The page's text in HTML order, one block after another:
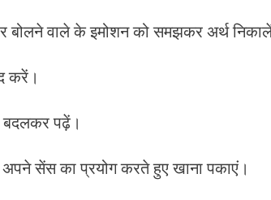
बोलने वाले के इमोशन को समझकर अर्थ
करें।
बदलकर पढ़ें।
अपने सेंस का प्रयोग करते हुए खाना पकाएं।